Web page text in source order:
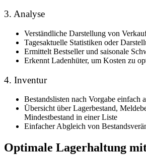
3. Analyse
Verständliche Darstellung von
Tagesaktuelle Statistiken oder
Ermittelt Bestseller und saisonale
Erkennt Ladenhüter, um Kosten zu
4. Inventur
Bestandslisten nach Vorgabe einfach
Übersicht über Lagerbestand,
Mindestbestand in einer Liste
Einfacher Abgleich von
Optimale Lagerhaltung